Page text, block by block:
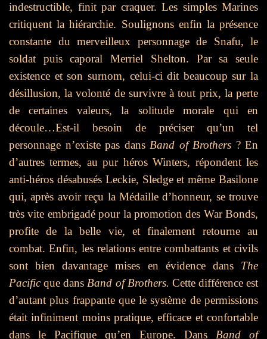
indestructible, finit par craquer. Les simples Marines
critiquent la hiérarchie. Soulignons enfin la présence
constante du merveilleux personnage de Snafu, le
soldat puis caporal Merriel Shelton. Par sa seule
existence et son surnom, celui-ci dit beaucoup sur la
désillusion, la volonté de survivre à tout prix, la perte
de certaines valeurs, la solitude morale qui en
découle…Est-il besoin de préciser qu’un tel
personnage n’existe pas dans Band of Brothers ? En
d’autres termes, au pur héros Winters, répondent les
anti-héros désabusés Leckie, Sledge et même Basilone
qui, après avoir reçu la Médaille d’honneur, se trouve
très vite embrigadé pour la promotion des War Bonds,
profite de la belle vie, et finalement retourne au
combat.Enfin, les relations entre combattants et civils
sont bien davantage mises en évidence dans The
Pacificque dansBand of Brothers. Cette différence est
d’autant plus frappante que le système de permissions
était infiniment moins pratique, efficace et confortable
dans le Pacifique qu’en Europe. Dans Band of